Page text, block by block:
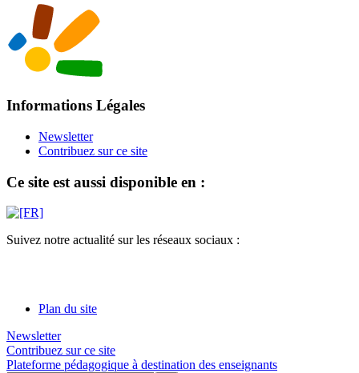
Informations Légales
Newsletter
Contribuez sur ce site
Ce site est aussi disponible en :
Suivez notre actualité sur les réseaux sociaux :
Plan du site
Newsletter
Contribuez sur ce site
Plateforme pédagogique à destination des enseignants